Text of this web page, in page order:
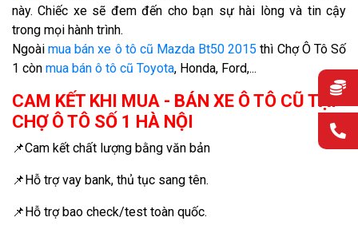
này. Chiếc xe sẽ đem đến cho bạn sự hài lòng và tin cậy
trong mọi hành trình.
Ngoàimua bán xe ô tô cũ Mazda Bt50 2015thì Chợ Ô Tô Số
1 còn mua bán ô tô cũ Toyota, Honda, Ford,...
CAM KẾT KHI MUA - BÁN XE Ô TÔ CŨ TẠI
CHỢ Ô TÔ SỐ 1 HÀ NỘI
📌Cam kết chất lượng bằng văn bản
📌Hỗ trợ vay bank, thủ tục sang tên.
📌Hỗ trợ bao check/test toàn quốc.